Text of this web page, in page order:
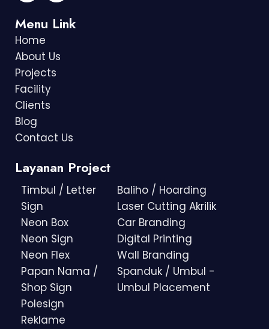
Menu Link
Home
About Us
Projects
Facility
Clients
Blog
Contact Us
Layanan Project
Timbul / Letter
Sign
Neon Box
Neon Sign
Neon Flex
Papan Nama /
Shop Sign
Polesign
Reklame
Baliho / Hoarding
Laser Cutting Akrilik
Car Branding
Digital Printing
Wall Branding
Spanduk / Umbul -
Umbul Placement